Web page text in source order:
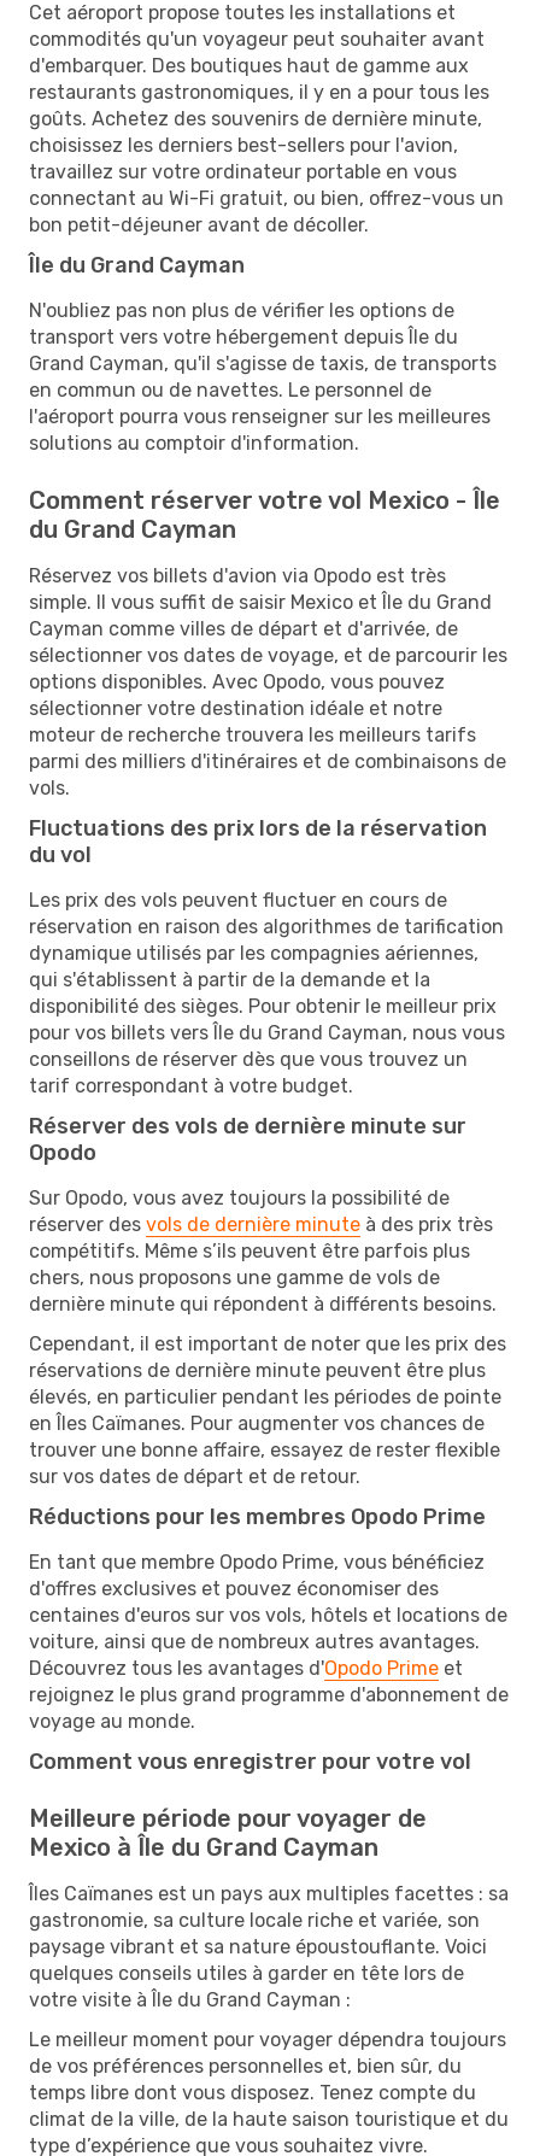
Cet aéroport propose toutes les installations et
commodités qu'un voyageur peut souhaiter avant
d'embarquer. Des boutiques haut de gamme aux
restaurants gastronomiques, il y en a pour tous les
goûts. Achetez des souvenirs de dernière minute,
choisissez les derniers best-sellers pour l'avion,
travaillez sur votre ordinateur portable en vous
connectant au Wi-Fi gratuit, ou bien, offrez-vous un
bon petit-déjeuner avant de décoller.
Île du Grand Cayman
N'oubliez pas non plus de vérifier les options de
transport vers votre hébergement depuis Île du
Grand Cayman, qu'il s'agisse de taxis, de transports
en commun ou de navettes. Le personnel de
l'aéroport pourra vous renseigner sur les meilleures
solutions au comptoir d'information.
Comment réserver votre vol Mexico - Île
du Grand Cayman
Réservez vos billets d'avion via Opodo est très
simple. Il vous suffit de saisir Mexico et Île du Grand
Cayman comme villes de départ et d'arrivée, de
sélectionner vos dates de voyage, et de parcourir les
options disponibles. Avec Opodo, vous pouvez
sélectionner votre destination idéale et notre
moteur de recherche trouvera les meilleurs tarifs
parmi des milliers d'itinéraires et de combinaisons de
vols.
Fluctuations des prix lors de la réservation
du vol
Les prix des vols peuvent fluctuer en cours de
réservation en raison des algorithmes de tarification
dynamique utilisés par les compagnies aériennes,
qui s'établissent à partir de la demande et la
disponibilité des sièges. Pour obtenir le meilleur prix
pour vos billets vers Île du Grand Cayman, nous vous
conseillons de réserver dès que vous trouvez un
tarif correspondant à votre budget.
Réserver des vols de dernière minute sur
Opodo
Sur Opodo, vous avez toujours la possibilité de
réserver des vols de dernière minute à des prix très
compétitifs. Même s’ils peuvent être parfois plus
chers, nous proposons une gamme de vols de
dernière minute qui répondent à différents besoins.
Cependant, il est important de noter que les prix des
réservations de dernière minute peuvent être plus
élevés, en particulier pendant les périodes de pointe
en Îles Caïmanes. Pour augmenter vos chances de
trouver une bonne affaire, essayez de rester flexible
sur vos dates de départ et de retour.
Réductions pour les membres Opodo Prime
En tant que membre Opodo Prime, vous bénéficiez
d'offres exclusives et pouvez économiser des
centaines d'euros sur vos vols, hôtels et locations de
voiture, ainsi que de nombreux autres avantages.
Découvrez tous les avantages d'Opodo Prime et
rejoignez le plus grand programme d'abonnement de
voyage au monde.
Comment vous enregistrer pour votre vol
Meilleure période pour voyager de
Mexico à Île du Grand Cayman
Îles Caïmanes est un pays aux multiples facettes : sa
gastronomie, sa culture locale riche et variée, son
paysage vibrant et sa nature époustouflante. Voici
quelques conseils utiles à garder en tête lors de
votre visite à Île du Grand Cayman :
Le meilleur moment pour voyager dépendra toujours
de vos préférences personnelles et, bien sûr, du
temps libre dont vous disposez. Tenez compte du
climat de la ville, de la haute saison touristique et du
type d’expérience que vous souhaitez vivre.